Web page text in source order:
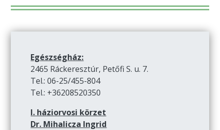
Egészségház:
2465 Ráckeresztúr, Petőfi S. u. 7.
Tel.: 06-25/455-804
Tel.: +36208520350
I. háziorvosi körzet
Dr. Mihalicza Ingrid